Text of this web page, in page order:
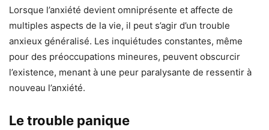
Lorsque l’anxiété devient omniprésente et affecte de
multiples aspects de la vie, il peut s’agir d’un trouble
anxieux généralisé. Les inquiétudes constantes, même
pour des préoccupations mineures, peuvent obscurcir
l’existence, menant à une peur paralysante de ressentir à
nouveau l’anxiété.
Le trouble panique